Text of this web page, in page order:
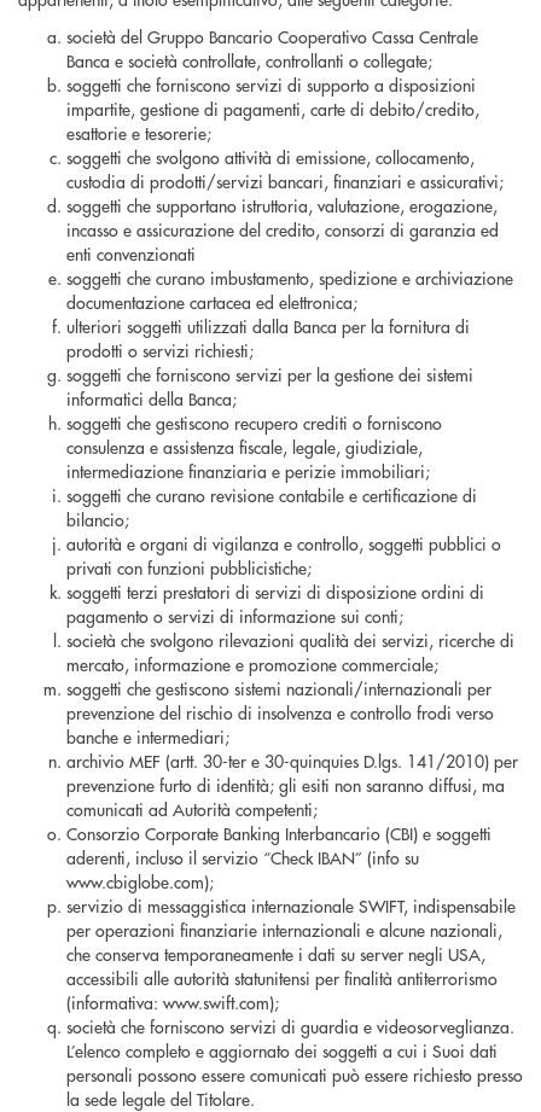
società del Gruppo Bancario Cooperativo Cassa Centrale
Banca e società controllate, controllanti o collegate;
soggetti che forniscono servizi di supporto a disposizioni
impartite, gestione di pagamenti, carte di debito/credito,
esattorie e tesorerie;
soggetti che svolgono attività di emissione, collocamento,
custodia di prodotti/servizi bancari, finanziari e assicurativi;
soggetti che supportano istruttoria, valutazione, erogazione,
incasso e assicurazione del credito, consorzi di garanzia ed
enti convenzionati
soggetti che curano imbustamento, spedizione e archiviazione
documentazione cartacea ed elettronica;
ulteriori soggetti utilizzati dalla Banca per la fornitura di
prodotti o servizi richiesti;
soggetti che forniscono servizi per la gestione dei sistemi
informatici della Banca;
soggetti che gestiscono recupero crediti o forniscono
consulenza e assistenza fiscale, legale, giudiziale,
intermediazione finanziaria e perizie immobiliari;
soggetti che curano revisione contabile e certificazione di
bilancio;
autorità e organi di vigilanza e controllo, soggetti pubblici o
privati con funzioni pubblicistiche;
soggetti terzi prestatori di servizi di disposizione ordini di
pagamento o servizi di informazione sui conti;
società che svolgono rilevazioni qualità dei servizi, ricerche di
mercato, informazione e promozione commerciale;
soggetti che gestiscono sistemi nazionali/internazionali per
prevenzione del rischio di insolvenza e controllo frodi verso
banche e intermediari;
archivio MEF (artt. 30-ter e 30-quinquies D.lgs. 141/2010) per
prevenzione furto di identità; gli esiti non saranno diffusi, ma
comunicati ad Autorità competenti;
Consorzio Corporate Banking Interbancario (CBI) e soggetti
aderenti, incluso il servizio “Check IBAN” (info su
www.cbiglobe.com);
servizio di messaggistica internazionale SWIFT, indispensabile
per operazioni finanziarie internazionali e alcune nazionali,
che conserva temporaneamente i dati su server negli USA,
accessibili alle autorità statunitensi per finalità antiterrorismo
(informativa: www.swift.com);
società che forniscono servizi di guardia e videosorveglianza.
L’elenco completo e aggiornato dei soggetti a cui i Suoi dati
personali possono essere comunicati può essere richiesto presso
la sede legale del Titolare.